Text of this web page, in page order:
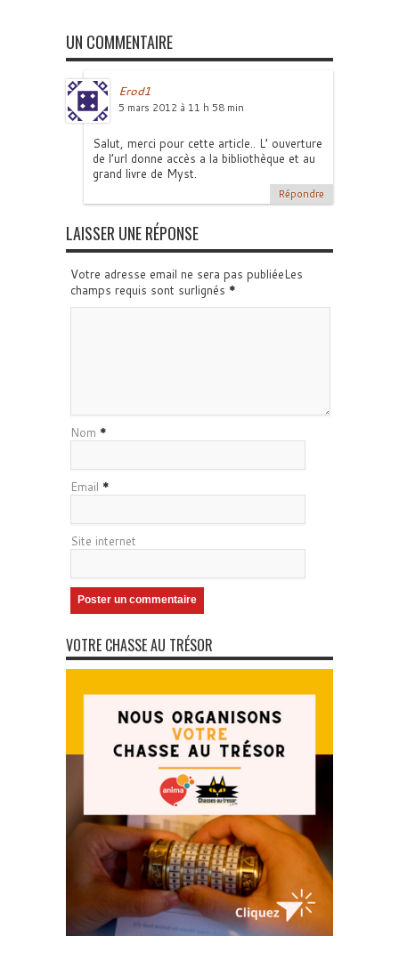
UN COMMENTAIRE
Erod1
5 mars 2012 à 11 h 58 min
Salut, merci pour cette article.. L’ ouverture
de l’url donne accès a la bibliothèque et au
grand livre de Myst.
Répondre
LAISSER UNE RÉPONSE
Votre adresse email ne sera pas publiéeLes
champs requis sont surlignés *
Nom *
Email *
Site internet
VOTRE CHASSE AU TRÉSOR